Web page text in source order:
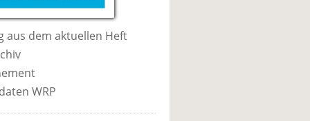
aus dem aktuellen Heft
WRP